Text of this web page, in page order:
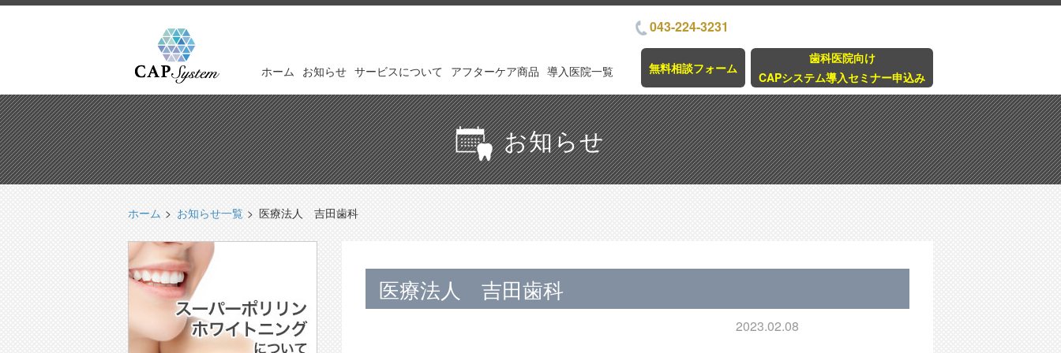
ホーム お知らせ サービスについて アフターケア商品 導入医院一覧
043-224-3231
無料相談フォーム
歯科医院向け
CAPシステム導入セミナー申込み
お知らせ
ホーム お知らせ一覧 医療法人 吉田歯科
医療法人 吉田歯科
2023.02.08